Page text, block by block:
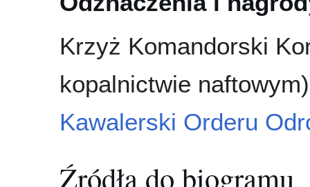
Krzyż Komandorski
kopalnictwie
Kawalerski Orderu
Źródła do biogramu